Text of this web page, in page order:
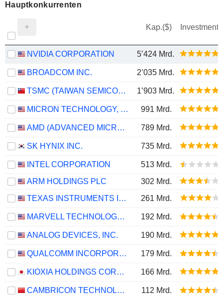
Hauptkonkurrenten
Kap.($) Investment
NVIDIA CORPORATION 5’424 Mrd.
BROADCOM INC. 2’035 Mrd.
TSMC (TAIWAN SEMICONDUCTOR MANUFACTURING COMPANY) 1’903 Mrd.
MICRON TECHNOLOGY, INC. 991 Mrd.
AMD (ADVANCED MICRO DEVICES) 789 Mrd.
SK HYNIX INC. 735 Mrd.
INTEL CORPORATION
513 Mrd.
ARM HOLDINGS PLC
302 Mrd.
TEXAS INSTRUMENTS INCORPORATED
261 Mrd.
MARVELL TECHNOLOGY GROUP LTD 192 Mrd.
ANALOG DEVICES, INC. 190 Mrd.
QUALCOMM INCORPORATED 179 Mrd.
KIOXIA HOLDINGS CORPORATION 166 Mrd.
CAMBRICON TECHNOLOGIES CORPORATION LIMITED 112 Mrd.